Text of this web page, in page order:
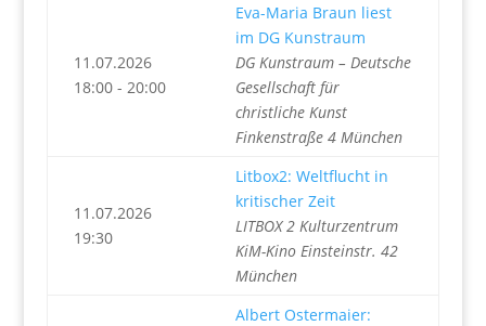
11.07.2026
18:00 - 20:00
Eva-Maria Braun liest
im DG Kunstraum
DG Kunstraum – Deutsche
Gesellschaft für
christliche Kunst
Finkenstraße 4 München
11.07.2026
19:30
Litbox2: Weltflucht in
kritischer Zeit
LITBOX 2 Kulturzentrum
KiM-Kino Einsteinstr. 42
München
Albert Ostermaier: